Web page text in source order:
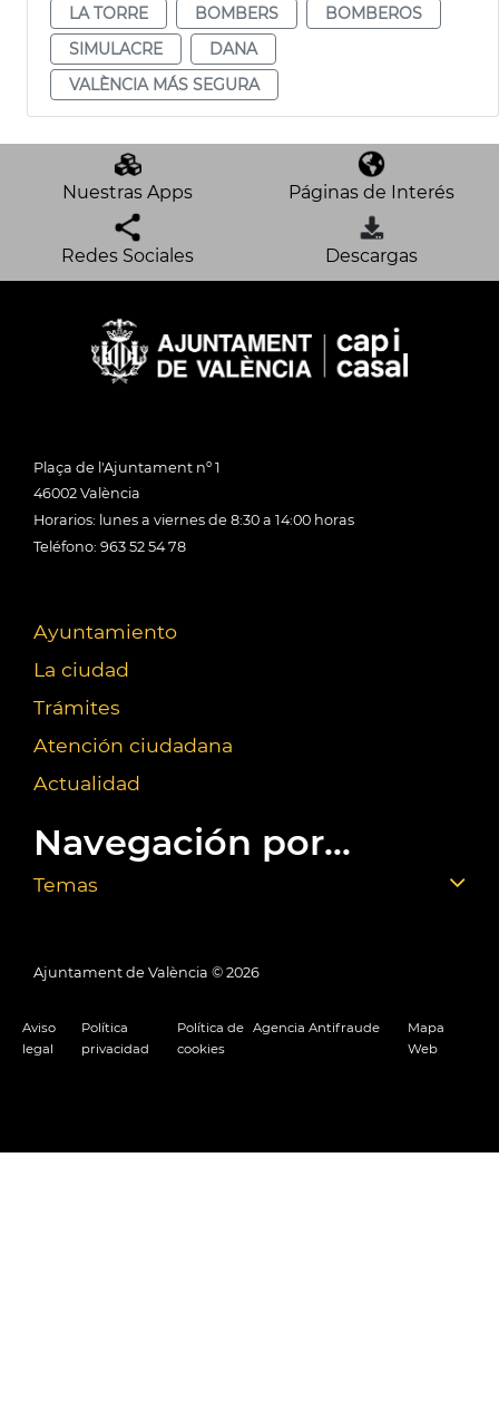
LA TORRE
BOMBERS
BOMBEROS
SIMULACRE
DANA
VALÈNCIA MÁS SEGURA
Nuestras Apps Páginas de Interés
Redes Sociales Descargas
Plaça de l'Ajuntament nº 1
46002 València
Horarios: lunes a viernes de 8:30 a 14:00 horas
Teléfono: 963 52 54 78
Ayuntamiento
La ciudad
Trámites
Atención ciudadana
Actualidad
Navegación por...
Temas
Ajuntament de València © 2026
Aviso
legal
Política
privacidad
Política de
cookies
Agencia Antifraude
Mapa
Web